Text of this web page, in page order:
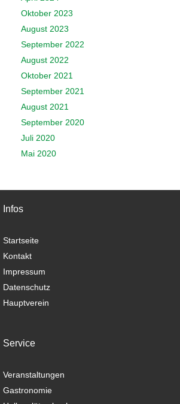
Oktober 2023
August 2023
September 2022
August 2022
Oktober 2021
September 2021
August 2021
September 2020
Juli 2020
Mai 2020
Infos
Startseite
Kontakt
Impressum
Datenschutz
Hauptverein
Service
Veranstaltungen
Gastronomie